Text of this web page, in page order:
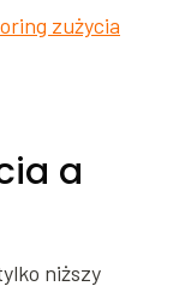
zużycia
a
niższy